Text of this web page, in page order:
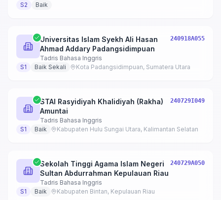
S2 Baik
Universitas Islam Syekh Ali Hasan
Ahmad Addary Padangsidimpuan
Tadris Bahasa Inggris
240918A055
S1 Baik Sekali Kota Padangsidimpuan, Sumatera Utara
STAI Rasyidiyah Khalidiyah (Rakha)
Amuntai
Tadris Bahasa Inggris
240729I049
S1 Baik Kabupaten Hulu Sungai Utara, Kalimantan Selatan
Sekolah Tinggi Agama Islam Negeri
Sultan Abdurrahman Kepulauan Riau
Tadris Bahasa Inggris
240729A050
S1 Baik Kabupaten Bintan, Kepulauan Riau